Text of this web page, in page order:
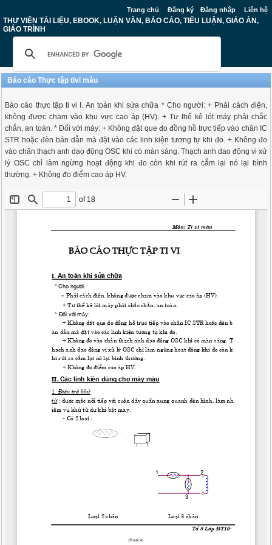
Trang chủ Đăng ký Đăng nhập Liên hệ
THƯ VIỆN TÀI LIỆU, EBOOK, LUẬN VĂN, BÁO CÁO, TIỂU LUẬN, GIÁO ÁN,
GIÁO TRÌNH
Báo cáo Thực tập tivi màu
Báo cáo thực tập ti vi I. An toàn khi sửa chữa * Cho người: + Phải cách điện,
không được chạm vào khu vực cao áp (HV). + Tư thế kê lót máy phải chắc
chắn, an toàn. * Đối với máy: + Không đặt que đo đồng hồ trực tiếp vào chân IC
STR hoặc đèn bán dẫn mà đặt vào các linh kiện tương tự khi đo. + Không đo
vào chân thạch anh dao động OSC khi có màn sáng. Thạch anh dao động vi xử
lý OSC chỉ làm ngừng hoạt động khi đo còn khi rút ra cắm lại nó lại bình
thường. + Không đo điểm cao áp HV.